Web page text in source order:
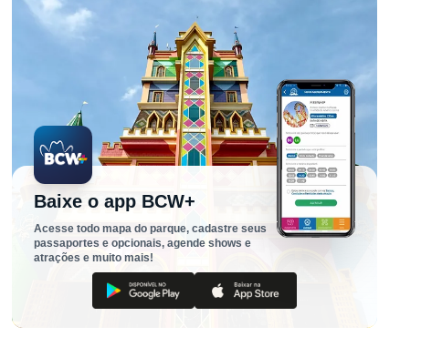
Baixe o app BCW+
Acesse todo mapa do parque, cadastre seus
passaportes e opcionais, agende shows e
atrações e muito mais!